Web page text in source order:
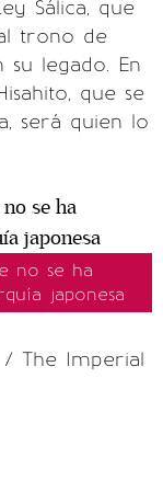
Sálica, que
trono de
legado. En
que se
será quien lo
no se ha
japonesa
/ The Imperial